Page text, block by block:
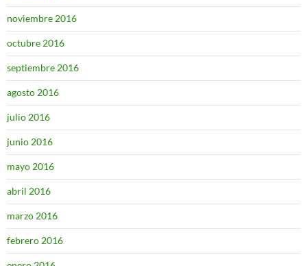
noviembre 2016
octubre 2016
septiembre 2016
agosto 2016
julio 2016
junio 2016
mayo 2016
abril 2016
marzo 2016
febrero 2016